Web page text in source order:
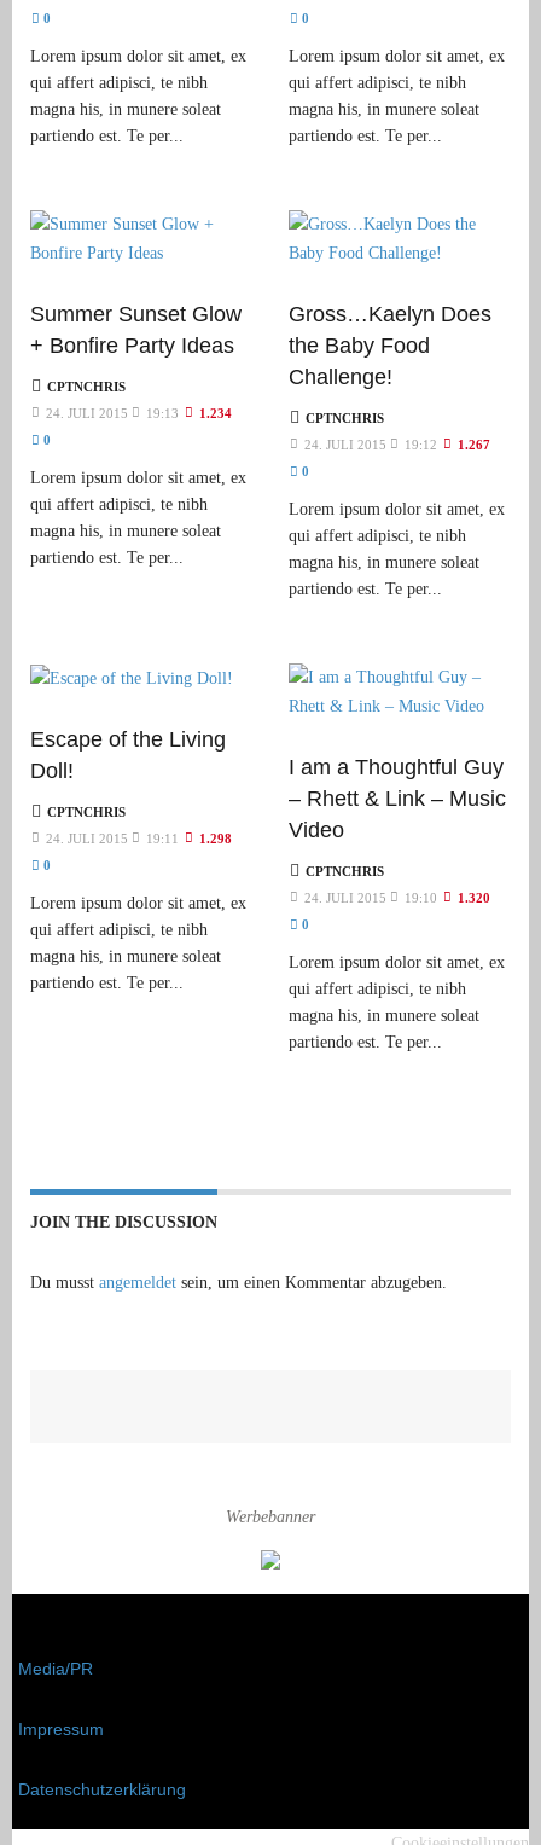
0
Lorem ipsum dolor sit amet, ex
qui affert adipisci, te nibh
magna his, in munere soleat
partiendo est. Te per...
0
Lorem ipsum dolor sit amet, ex
qui affert adipisci, te nibh
magna his, in munere soleat
partiendo est. Te per...
Summer Sunset Glow
+ Bonfire Party Ideas
CPTNCHRIS
24. JULI 2015
19:13
1.234
0
Lorem ipsum dolor sit amet, ex
qui affert adipisci, te nibh
magna his, in munere soleat
partiendo est. Te per...
Gross…Kaelyn Does
the Baby Food
Challenge!
CPTNCHRIS
24. JULI 2015
19:12
1.267
0
Lorem ipsum dolor sit amet, ex
qui affert adipisci, te nibh
magna his, in munere soleat
partiendo est. Te per...
Escape of the Living
Doll!
CPTNCHRIS
24. JULI 2015
19:11
1.298
0
Lorem ipsum dolor sit amet, ex
qui affert adipisci, te nibh
magna his, in munere soleat
partiendo est. Te per...
I am a Thoughtful Guy
– Rhett & Link – Music
Video
CPTNCHRIS
24. JULI 2015
19:10
1.320
0
Lorem ipsum dolor sit amet, ex
qui affert adipisci, te nibh
magna his, in munere soleat
partiendo est. Te per...
JOIN THE DISCUSSION
Du musst angemeldet sein, um einen Kommentar abzugeben.
Werbebanner
Media/PR
Impressum
Datenschutzerklärung